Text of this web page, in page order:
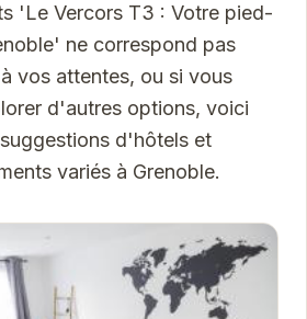
'Le Vercors T3 : Votre pied-
ne correspond pas
vos attentes, ou si vous
d'autres options, voici
d'hôtels et
variés à Grenoble.